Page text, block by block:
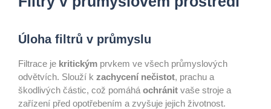
Úloha filtrů v průmyslu
Filtrace je kritickým prvkem ve všech průmyslových
odvětvích. Slouží k zachycení nečistot, prachu a
škodlivých částic, což pomáhá ochránit vaše stroje a
zařízení před opotřebením a zvyšuje jejich životnost.